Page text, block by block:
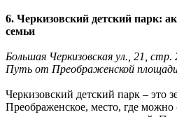
6. Черкизовский детский парк:
семьи
Большая Черкизовская ул., 21, стр.
Путь от Преображенской
Черкизовский детский парк – это
Преображенское, место, где можно